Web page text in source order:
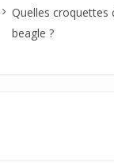
Quelles croquettes
beagle ?